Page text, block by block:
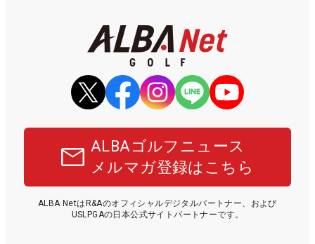
ALBAゴルフニュース
メルマガ登録はこちら
ALBA NetはR&Aのオフィシャルデジタルパートナー、および
USLPGAの日本公式サイトパートナーです。